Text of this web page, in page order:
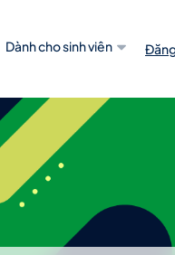
Dành cho sinh viên